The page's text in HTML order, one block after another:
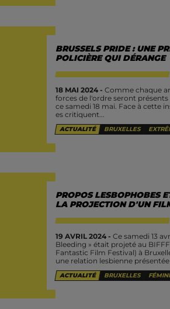
BRUSSELS PRIDE : UNE
POLICIÈRE QUI DÉRANGE
18 MAI 2024 - Comme chaque
forces de l'ordre seront
ce samedi 18 mai. Face à cette
es critiquent...
ACTUALITÉ BRUXELLES
PROPOS LESBOPHOBES
LA PROJECTION D'UN
19 AVRIL 2024 - Ce samedi 13
Bleeding » était projeté au
Fantastic Film Festival) à
une relation lesbienne présentée
ACTUALITÉ BRUXELLES